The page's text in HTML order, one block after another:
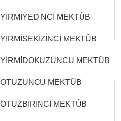
YİRMİYEDİNCİ MEKTÛB
YİRMİSEKİZİNCİ MEKTÛB
YİRMİDOKUZUNCU MEKTÛB
OTUZUNCU MEKTÛB
OTUZBİRİNCİ MEKTÛB